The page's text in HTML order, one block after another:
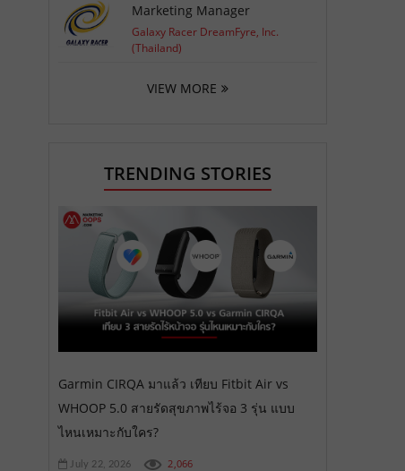
Marketing Manager
Galaxy Racer DreamFyre, Inc.
(Thailand)
VIEW MORE
TRENDING STORIES
Garmin CIRQA มาแล้ว เทียบ Fitbit Air vs
WHOOP 5.0 สายรัดสุขภาพไร้จอ 3 รุ่น แบบ
ไหนเหมาะกับใคร?
July 22, 2026 2,066